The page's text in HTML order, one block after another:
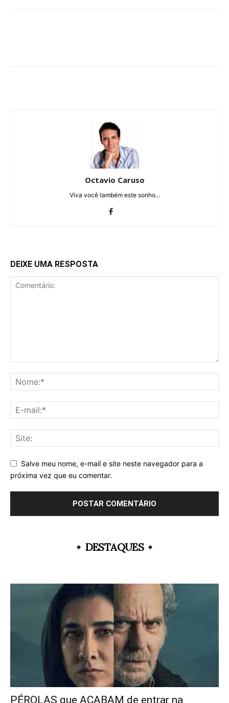
Octavio Caruso
Viva você também este sonho...
DEIXE UMA RESPOSTA
Salve meu nome, e-mail e site neste navegador para a
próxima vez que eu comentar.
DESTAQUES
PÉROLAS que ACABAM de entrar na